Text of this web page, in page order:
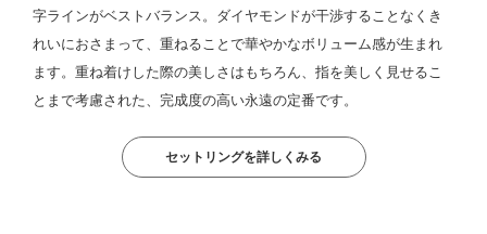
字ラインがベストバランス。ダイヤモンドが干渉することなくき
れいにおさまって、重ねることで華やかなボリューム感が生まれ
ます。重ね着けした際の美しさはもちろん、指を美しく見せるこ
とまで考慮された、完成度の高い永遠の定番です。
セットリングを詳しくみる